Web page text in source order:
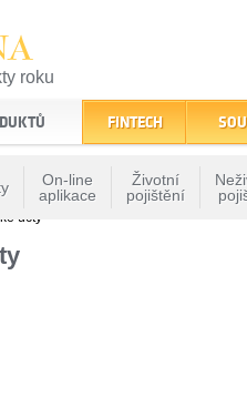
roku
trhu
On-line
aplikace
Životní
pojištění
FINTECH
účty